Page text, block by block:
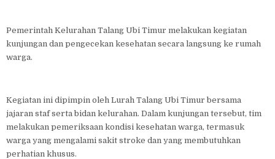
Pemerintah Kelurahan Talang Ubi Timur melakukan kegiatan
kunjungan dan pengecekan kesehatan secara langsung ke rumah
warga.
Kegiatan ini dipimpin oleh Lurah Talang Ubi Timur bersama
jajaran staf serta bidan kelurahan. Dalam kunjungan tersebut, tim
melakukan pemeriksaan kondisi kesehatan warga, termasuk
warga yang mengalami sakit stroke dan yang membutuhkan
perhatian khusus.